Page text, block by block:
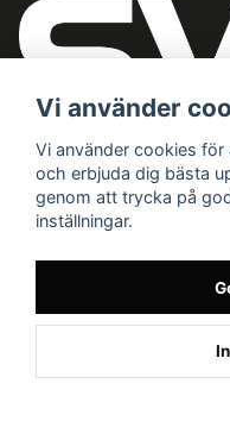
Vi använder
Vi använder cookies
och erbjuda dig bästa
genom att trycka på
inställningar.